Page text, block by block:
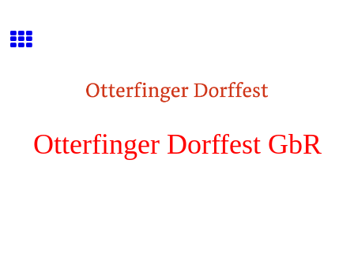
Otterfinger Dorffest GbR